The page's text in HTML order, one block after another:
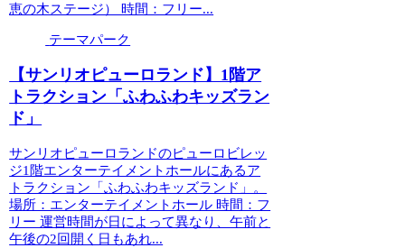
恵の木ステージ） 時間：フリー...
テーマパーク
【サンリオピューロランド】1階ア
トラクション「ふわふわキッズラン
ド」
サンリオピューロランドのピューロビレッ
ジ1階エンターテイメントホールにあるア
トラクション「ふわふわキッズランド」。
場所：エンターテイメントホール 時間：フ
リー 運営時間が日によって異なり、午前と
午後の2回開く日もあれ...